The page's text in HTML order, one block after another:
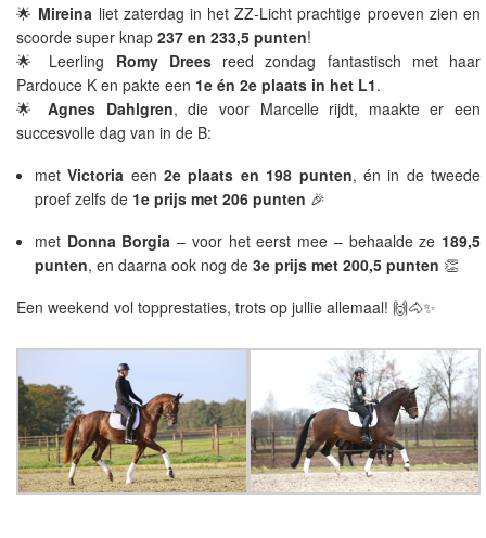
🌟 Mireina liet zaterdag in het ZZ-Licht prachtige proeven zien en
scoorde super knap 237 en 233,5 punten!
🌟 Leerling Romy Dreesreed zondag fantastisch met haar
Pardouce K en pakte een 1e én 2e plaats in het L1.
🌟Agnes Dahlgren, die voor Marcelle rijdt, maakte er een
succesvolle dag van in de B:
metVictoria een2e plaats en 198 punten, én in de tweede
proef zelfs de 1e prijs met 206 punten 🎉
met Donna Borgia – voor het eerst mee – behaalde ze 189,5
punten, en daarna ook nog de 3e prijs met 200,5 punten 👏
Een weekend vol topprestaties, trots op jullie allemaal! 🙌🐴✨